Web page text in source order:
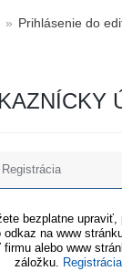
Prihlásenie do
Registrácia
bezplatne
odkaz na www
alebo www
záložku. Registrácia